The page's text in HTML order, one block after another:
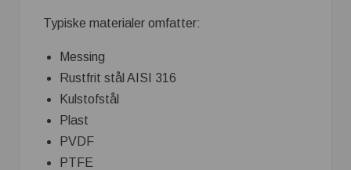
Typiske materialer omfatter:
Messing
Rustfrit stål AISI 316
Kulstofstål
Plast
PVDF
PTFE